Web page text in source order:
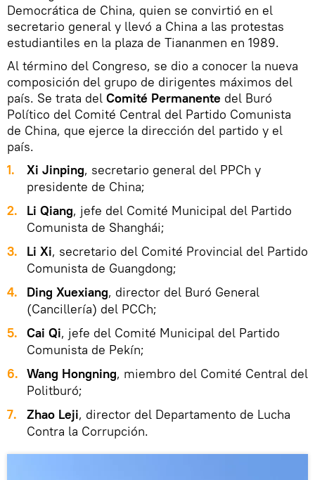
Democrática de China, quien se convirtió en el
secretario general y llevó a China a las protestas
estudiantiles en la plaza de Tiananmen en 1989.
Al término del Congreso, se dio a conocer la nueva
composición del grupo de dirigentes máximos del
país. Se trata del Comité Permanente del Buró
Político del Comité Central del Partido Comunista
de China, que ejerce la dirección del partido y el
país.
1.
Xi Jinping, secretario general del PPCh y
presidente de China;
2.
Li Qiang, jefe del Comité Municipal del Partido
Comunista de Shanghái;
3.
Li Xi, secretario del Comité Provincial del Partido
Comunista de Guangdong;
4.
Ding Xuexiang, director del Buró General
(Cancillería) del PCCh;
5.
Cai Qi, jefe del Comité Municipal del Partido
Comunista de Pekín;
6. Wang Hongning, miembro del Comité Central del
Politburó;
7.
Zhao Leji, director del Departamento de Lucha
Contra la Corrupción.